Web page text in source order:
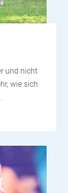
und nicht
wie sich